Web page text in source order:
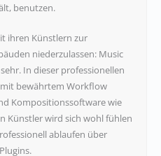
benutzen.
ihren Künstlern zur
niederzulassen: Music
In dieser professionellen
bewährtem Workflow
Kompositionssoftware wie
Künstler wird sich wohl fühlen
ablaufen über